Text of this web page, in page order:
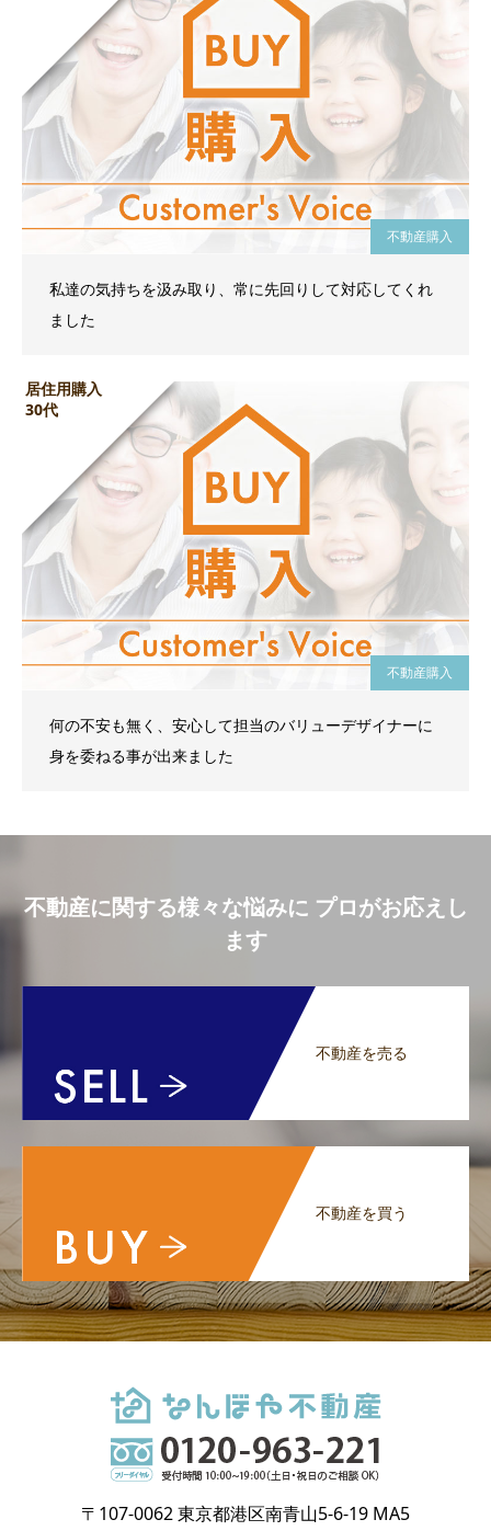
不動産購入
私達の気持ちを汲み取り、常に先回りして対応してくれ
ました
居住用購入
30代
不動産購入
何の不安も無く、安心して担当のバリューデザイナーに
身を委ねる事が出来ました
不動産に関する様々な悩みに プロがお応えし
ます
不動産を売る
不動産を買う
〒107-0062 東京都港区南青山5-6-19 MA5